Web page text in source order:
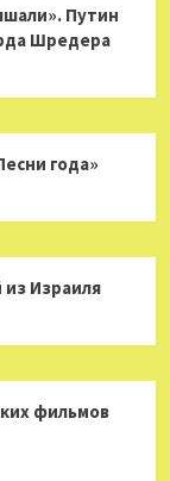
Путин
Шредера
года»
из Израиля
фильмов